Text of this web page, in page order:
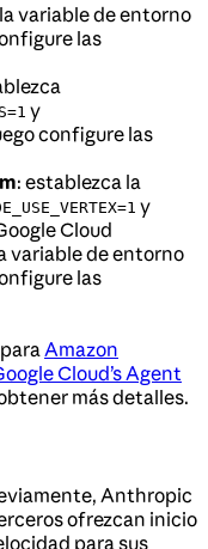
variable de entorno
las
y
configure las
: establezca la
y
Cloud
variable de entorno
las
Amazon
Cloud’s Agent
más detalles.
Anthropic
ofrezcan inicio
para sus